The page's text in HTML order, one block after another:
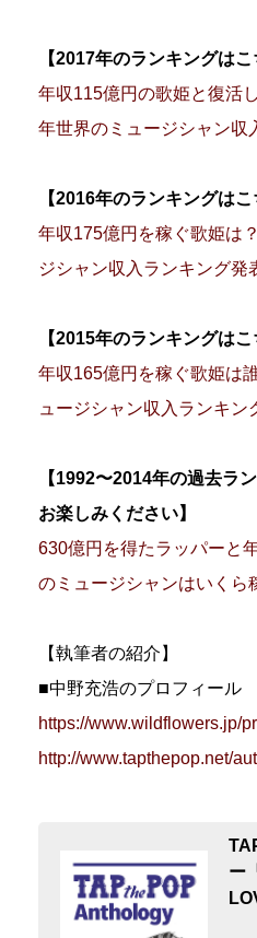
【2017年のランキングはこ
年収115億円の歌姫と復活
年世界のミュージシャン収
【2016年のランキングはこ
年収175億円を稼ぐ歌姫は
ジシャン収入ランキング発
【2015年のランキングはこ
年収165億円を稼ぐ歌姫は
ュージシャン収入ランキン
【1992〜2014年の過去ラ
お楽しみください】
630億円を得たラッパーと
のミュージシャンはいくら
【執筆者の紹介】
■中野充浩のプロフィール
https://www.wildflowers.jp/
http://www.tapthepop.net/
ー